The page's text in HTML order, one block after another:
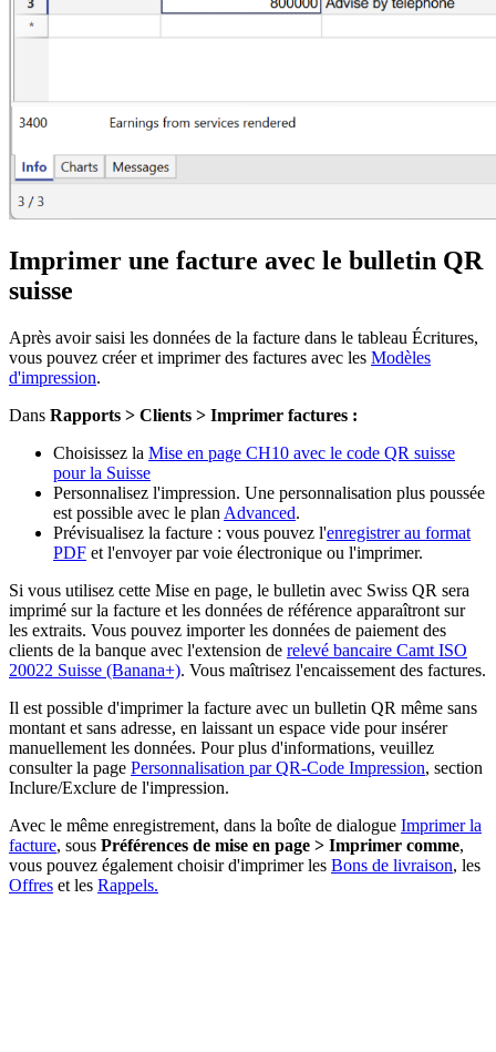
Imprimer une facture avec le bulletin QR
suisse
Après avoir saisi les données de la facture dans le tableau Écritures,
vous pouvez créer et imprimer des factures avec les Modèles
d'impression.
Dans Rapports > Clients > Imprimer factures :
Choisissez la Mise en page CH10 avec le code QR suisse
pour la Suisse
Personnalisez l'impression. Une personnalisation plus poussée
est possible avec le plan Advanced.
Prévisualisez la facture : vous pouvez l'enregistrer au format
PDF et l'envoyer par voie électronique ou l'imprimer.
Si vous utilisez cette Mise en page, le bulletin avec Swiss QR sera
imprimé sur la facture et les données de référence apparaîtront sur
les extraits. Vous pouvez importer les données de paiement des
clients de la banque avec l'extension de relevé bancaire Camt ISO
20022 Suisse (Banana+). Vous maîtrisez l'encaissement des factures.
Il est possible d'imprimer la facture avec un bulletin QR même sans
montant et sans adresse, en laissant un espace vide pour insérer
manuellement les données. Pour plus d'informations, veuillez
consulter la page Personnalisation par QR-Code Impression, section
Inclure/Exclure de l'impression.
Avec le même enregistrement, dans la boîte de dialogue Imprimer la
facture, sous Préférences de mise en page > Imprimer comme,
vous pouvez également choisir d'imprimer les Bons de livraison, les
Offres et les Rappels.